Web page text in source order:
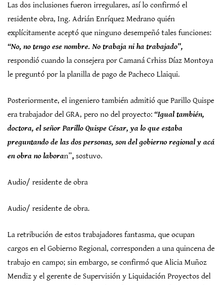
Las dos inclusiones fueron irregulares, así lo confirmó el
residente obra, Ing. Adrián Enríquez Medrano quién
explícitamente aceptó que ninguno desempeñó tales funciones:
“No, no tengo ese nombre. No trabaja ni ha trabajado”,
respondió cuando la consejera por Camaná Crhiss Díaz Montoya
le preguntó por la planilla de pago de Pacheco Llaiqui.
Posteriormente, el ingeniero también admitió que Parillo Quispe
era trabajador del GRA, pero no del proyecto: “Igual también,
doctora, el señor Parillo Quispe César, ya lo que estaba
preguntando de las dos personas, son del gobierno regional y acá
en obra no laboran”, sostuvo.
Audio/ residente de obra
Audio/ residente de obra.
La retribución de estos trabajadores fantasma, que ocupan
cargos en el Gobierno Regional, corresponden a una quincena de
trabajo en campo; sin embargo, se confirmó que Alicia Muñoz
Mendiz y el gerente de Supervisión y Liquidación Proyectos del